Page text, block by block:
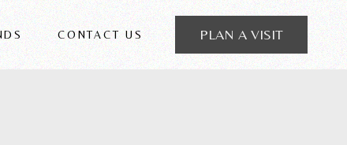
CONTACT US PLAN A VISIT